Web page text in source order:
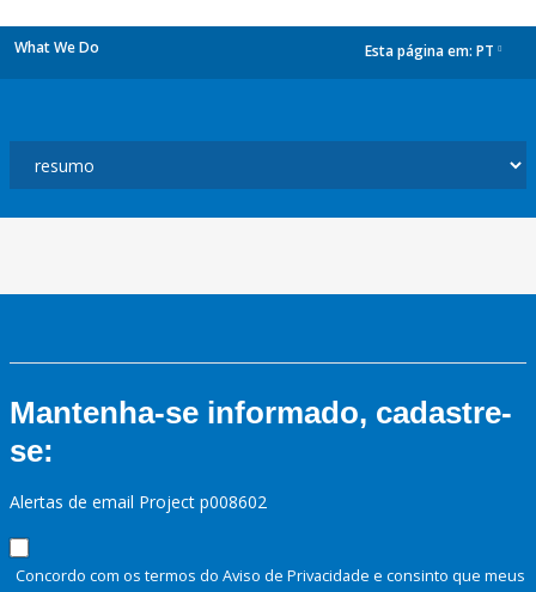
What We Do Esta página em: PT
Mantenha-se informado, cadastre-
se:
Alertas de email Project p008602
Concordo com os termos do Aviso de Privacidade e consinto que meus